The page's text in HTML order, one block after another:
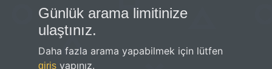
Günlük arama limitinize
ulaştınız.
Daha fazla arama yapabilmek için lütfen
giriş yapınız.